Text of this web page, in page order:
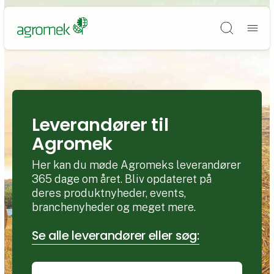
Søg
Leverandører til
Agromek
Her kan du møde Agromeks leverandører
365 dage om året. Bliv opdateret på
deres produktnyheder, events,
branchenyheder og meget mere.
Se alle leverandører eller søg: